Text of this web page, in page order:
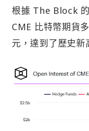
根據 The Block
CME 比特幣期貨
元，達到了歷史新